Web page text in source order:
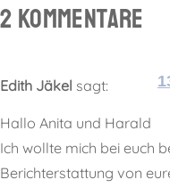
2 Kommentare
Edith Jäkel sagt:
Hallo Anita und Harald
Ich wollte mich bei euch
Berichterstattung von